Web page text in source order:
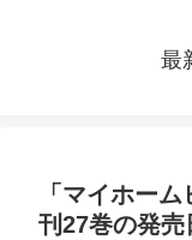
最
「マイホー
刊27巻の発売